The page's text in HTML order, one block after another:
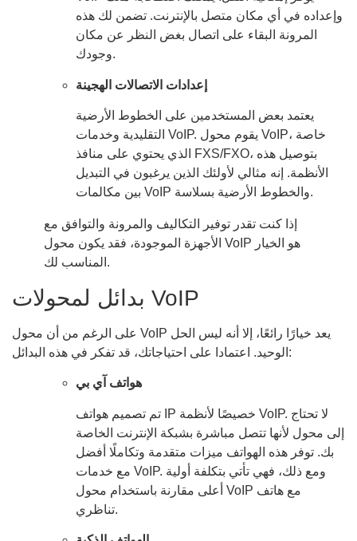
وإعداده في أي مكان متصل بالإنترنت. تضمن لك هذه
المرونة البقاء على اتصال بغض النظر عن مكان
وجودك.
إعدادات الاتصالات الهجينة
يعتمد بعض المستخدمين على الخطوط الأرضية
التقليدية وخدمات VoIP. يقوم محول VoIP، خاصة
الذي يحتوي على منافذ FXS/FXO، بتوصيل هذه
الأنظمة. إنه مثالي لأولئك الذين يرغبون في التبديل
بين مكالمات VoIP والخطوط الأرضية بسلاسة.
إذا كنت تقدر توفير التكاليف والمرونة والتوافق مع
الأجهزة الموجودة، فقد يكون محول VoIP هو الخيار
المناسب لك.
بدائل لمحولات VoIP
على الرغم من أن محول VoIP يعد خيارًا رائعًا، إلا أنه ليس الحل
الوحيد. اعتمادا على احتياجاتك، قد تفكر في هذه البدائل:
هواتف آي بي
تم تصميم هواتف IP خصيصًا لأنظمة VoIP. لا تحتاج
إلى محول لأنها تتصل مباشرة بشبكة الإنترنت الخاصة
بك. توفر هذه الهواتف ميزات متقدمة وتكاملًا أفضل
مع خدمات VoIP. ومع ذلك، فهي تأتي بتكلفة أولية
أعلى مقارنة باستخدام محول VoIP مع هاتف
تناظري.